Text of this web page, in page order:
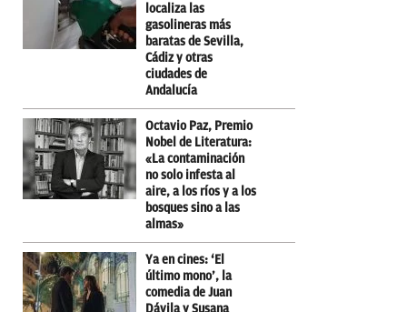
localiza las
gasolineras más
baratas de Sevilla,
Cádiz y otras
ciudades de
Andalucía
Octavio Paz, Premio
Nobel de Literatura:
«La contaminación
no solo infesta al
aire, a los ríos y a los
bosques sino a las
almas»
Ya en cines: ‘El
último mono’, la
comedia de Juan
Dávila y Susana